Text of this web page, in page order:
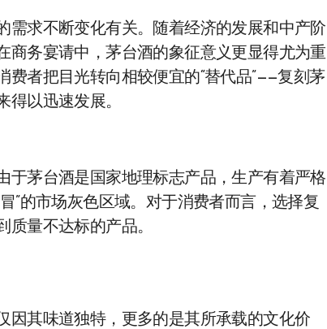
需求不断变化有关。随着经济的发展和中产阶
商务宴请中，茅台酒的象征意义更显得尤为重
者把目光转向相较便宜的“替代品”——复刻茅
得以迅速发展。
于茅台酒是国家地理标志产品，生产有着严格
”的市场灰色区域。对于消费者而言，选择复
量不达标的产品。
因其味道独特，更多的是其所承载的文化价